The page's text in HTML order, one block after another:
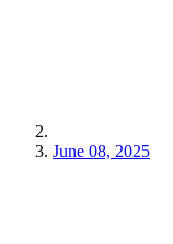
June 08, 2025